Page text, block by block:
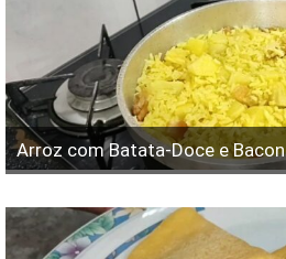
Arroz com Batata-Doce e Bacon